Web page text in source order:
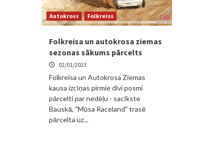
Autokross Folkreiss
Folkreisa un autokrosa ziemas
sezonas sākums pārcelts
02/01/2023
Folkreisa un Autokrosa Ziemas
kausa izcīņas pirmie divi posmi
pārcelti par nedēļu - sacīkste
Bauskā, "Mūsa Raceland" trasē
pārcelta uz...